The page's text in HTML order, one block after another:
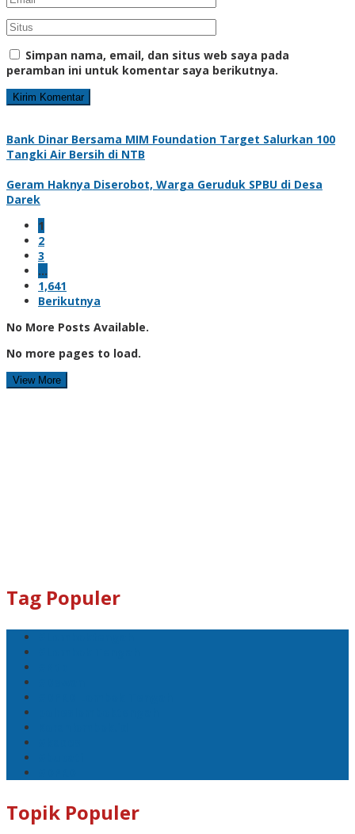
Simpan nama, email, dan situs web saya pada
peramban ini untuk komentar saya berikutnya.
Bank Dinar Bersama MIM Foundation Target Salurkan 100
Tangki Air Bersih di NTB
Geram Haknya Diserobot, Warga Geruduk SPBU di Desa
Darek
1
2
3
…
1,641
Berikutnya
No More Posts Available.
No more pages to load.
View More
Tag Populer
Topik Populer